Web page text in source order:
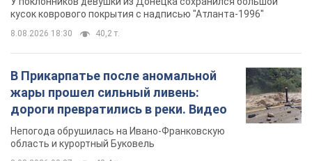
Женщине начислили 729 тыс. грн
долга за газ из-за показаний
8.08.2026 14:43